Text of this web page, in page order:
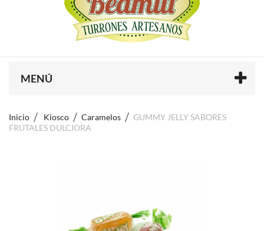
MENÚ
Inicio Kiosco Caramelos
GUMMY JELLY SABORES
FRUTALES DULCIORA